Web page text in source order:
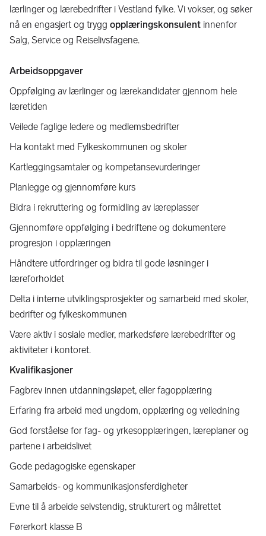
lærlinger og lærebedrifter i Vestland fylke. Vi vokser, og søker
nå en engasjert og trygg opplæringskonsulent innenfor
Salg, Service og Reiselivsfagene.
Arbeidsoppgaver
Oppfølging av lærlinger og lærekandidater gjennom hele
læretiden
Veilede faglige ledere og medlemsbedrifter
Ha kontakt med Fylkeskommunen og skoler
Kartleggingsamtaler og kompetansevurderinger
Planlegge og gjennomføre kurs
Bidra i rekruttering og formidling av læreplasser
Gjennomføre oppfølging i bedriftene og dokumentere
progresjon i opplæringen
Håndtere utfordringer og bidra til gode løsninger i
læreforholdet
Delta i interne utviklingsprosjekter og samarbeid med skoler,
bedrifter og fylkeskommunen
Være aktiv i sosiale medier, markedsføre lærebedrifter og
aktiviteter i kontoret.
Kvalifikasjoner
Fagbrev innen utdanningsløpet, eller fagopplæring
Erfaring fra arbeid med ungdom, opplæring og veiledning
God forståelse for fag- og yrkesopplæringen, læreplaner og
partene i arbeidslivet
Gode pedagogiske egenskaper
Samarbeids- og kommunikasjonsferdigheter
Evne til å arbeide selvstendig, strukturert og målrettet
Førerkort klasse B